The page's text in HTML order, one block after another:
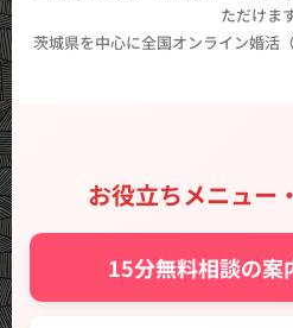
ただけます
茨城県を中心に全国オンライン婚活
お役立ちメニュー
✨ 15分無料相談の